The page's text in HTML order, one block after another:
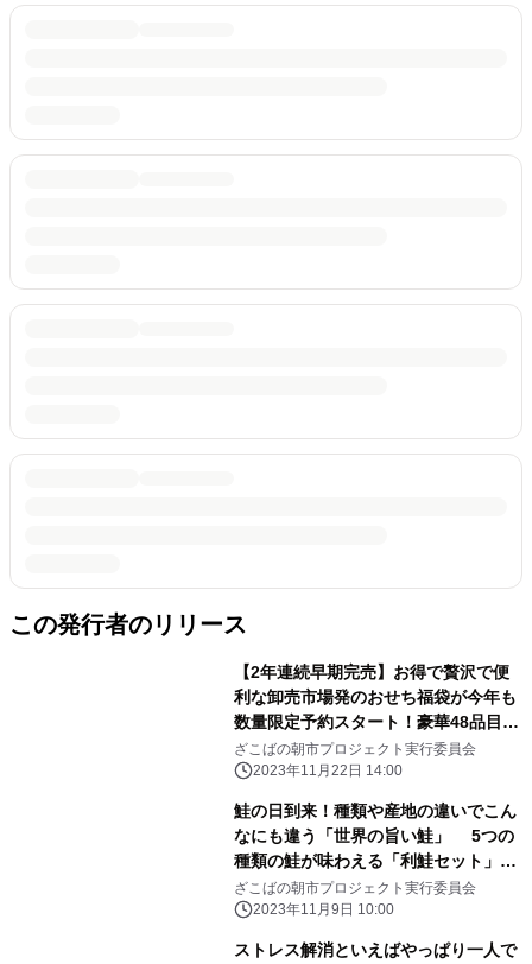
この発行者のリリース
【2年連続早期完売】お得で贅沢で便
利な卸売市場発のおせち福袋が今年も
数量限定予約スタート！豪華48品目の
和洋三段おせちに特大生ズワイガニと
手打ち蕎麦！年末年始を楽しむ全部入
りで大特価！
ざこばの朝市プロジェクト実行委員会
2023年11月22日 14:00
鮭の日到来！種類や産地の違いでこん
なにも違う「世界の旨い鮭」 5つの
種類の鮭が味わえる「利鮭セット」が
ざこばの朝市オンラインショップで11
月11日(土)に販売開始
ざこばの朝市プロジェクト実行委員会
2023年11月9日 10:00
ストレス解消といえばやっぱり一人で